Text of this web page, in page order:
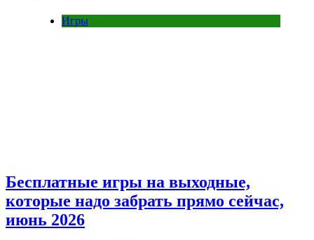
Игры
Бесплатные игры на выходные,
которые надо забрать прямо сейчас,
июнь 2026